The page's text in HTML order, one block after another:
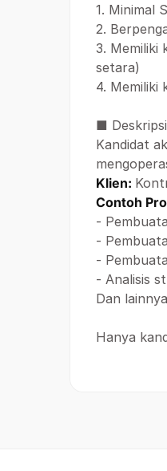
1. Minimal
2.
3. Memiliki
setara)
4. Memiliki
■
Kandidat
Klien:
Contoh
-
-
-
- Analisis
Dan
Hanya